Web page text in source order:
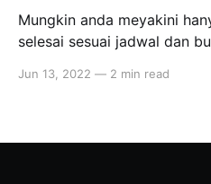
Mungkin anda meyakini
selesai sesuai jadwal dan
sesuai jadwal, dan
Berikut tujuh alasan yang
Jun 13, 2022 — 2 min read